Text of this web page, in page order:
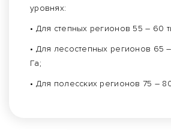
уровнях:
• Для степных регионов 55 – 60
• Для лесостепных регионов 65
Га;
• Для полесских регионов 75 –